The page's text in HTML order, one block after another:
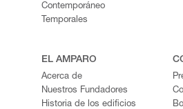
Contemporáneo
Temporales
EL AMPARO
Acerca de
Nuestros Fundadores
Historia de los edificios